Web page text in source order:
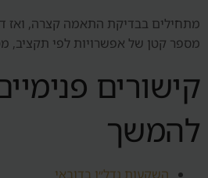
מתחילים בבדיקת התאמה קצרה, ואז
מספר קטן של אפשרויות לפי תקציב,
קישורים
להמשך
השקעות נדל״ן בדובאי